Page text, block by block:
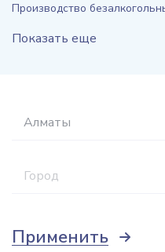
Производство
Показать еще
Алматы
Город
Применить